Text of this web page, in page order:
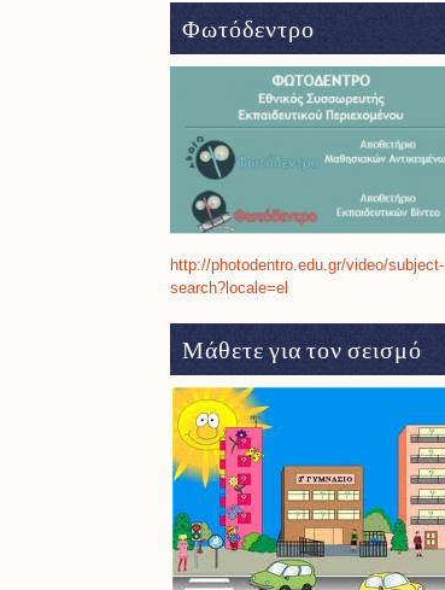
Φωτόδεντρο
http://photodentro.edu.gr/video/subject-
search?locale=el
Μάθετε για τον σεισμό